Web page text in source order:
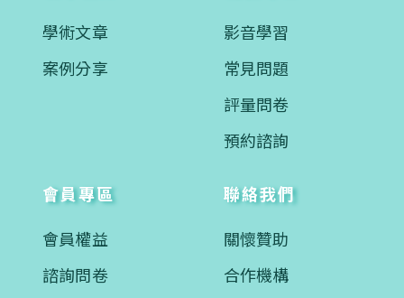
學術文章
案例分享
影音學習
常見問題
評量問卷
預約諮詢
會員專區
會員權益
諮詢問卷
聯絡我們
關懷贊助
合作機構